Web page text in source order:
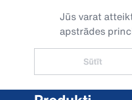
Jūs varat
apstrādes
Sūtīt